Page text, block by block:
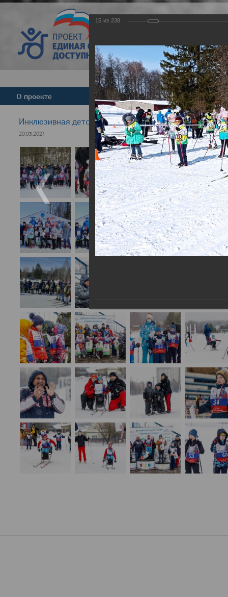
Версия для
О проекте Команда Новости
Инклюзивная детская гонка "Лыжня здоровья" 2021
20.03.2021
15 из 238